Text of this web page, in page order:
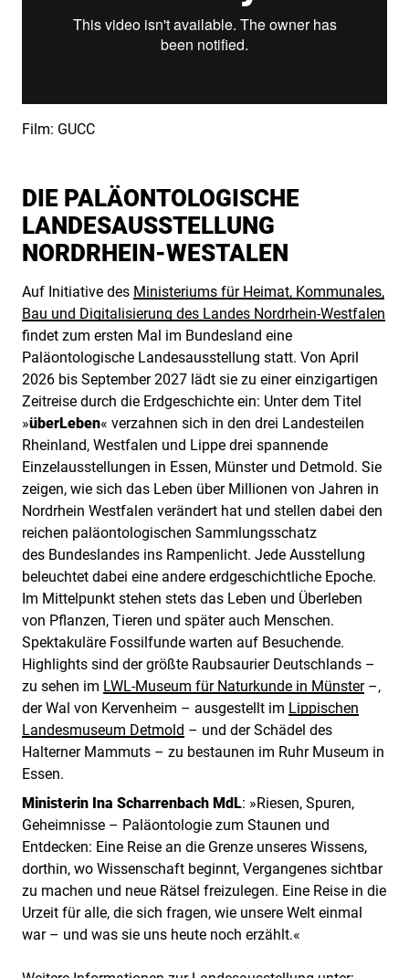
Film: GUCC
DIE PALÄONTOLOGISCHE
LANDESAUSSTELLUNG
NORDRHEIN-WESTALEN
Auf Initiative des Ministeriums für Heimat, Kommunales,
Bau und Digitalisierung des Landes Nordrhein-Westfalen
findet zum ersten Mal im Bundesland eine
Paläontologische Landesausstellung statt. Von April
2026 bis September 2027 lädt sie zu einer einzigartigen
Zeitreise durch die Erdgeschichte ein: Unter dem Titel
»überLeben« verzahnen sich in den drei Landesteilen
Rheinland, Westfalen und Lippe drei spannende
Einzelausstellungen in Essen, Münster und Detmold. Sie
zeigen, wie sich das Leben über Millionen von Jahren in
Nordrhein Westfalen verändert hat und stellen dabei den
reichen paläontologischen Sammlungsschatz
des Bundeslandes ins Rampenlicht. Jede Ausstellung
beleuchtet dabei eine andere erdgeschichtliche Epoche.
Im Mittelpunkt stehen stets das Leben und Überleben
von Pflanzen, Tieren und später auch Menschen.
Spektakuläre Fossilfunde warten auf Besuchende.
Highlights sind der größte Raubsaurier Deutschlands –
zu sehen im LWL-Museum für Naturkunde in Münster–,
der Wal von Kervenheim – ausgestellt im Lippischen
Landesmuseum Detmold – und der Schädel des
Halterner Mammuts – zu bestaunen im Ruhr Museum in
Essen.
Ministerin Ina Scharrenbach MdL: »Riesen, Spuren,
Geheimnisse – Paläontologie zum Staunen und
Entdecken: Eine Reise an die Grenze unseres Wissens,
dorthin, wo Wissenschaft beginnt, Vergangenes sichtbar
zu machen und neue Rätsel freizulegen. Eine Reise in die
Urzeit für alle, die sich fragen, wie unsere Welt einmal
war – und was sie uns heute noch erzählt.«